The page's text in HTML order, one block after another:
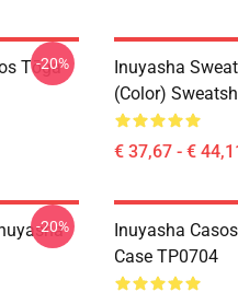
Tōga
-20%
Inuyasha
(color)
€ 37,67 - €
-20%
Inuyasha
Case TP0704